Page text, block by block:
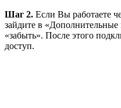
Шаг 2. Если Вы работаете
зайдите в
«забыть». После этого
доступ.